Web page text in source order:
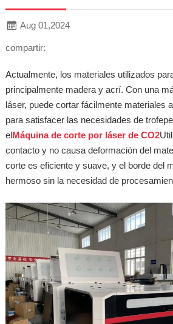
Aug 01,2024
compartir:
Actualmente, los materiales utilizados
principalmente madera y acrí. Con una
láser, puede cortar fácilmente materiales
para satisfacer las necesidades de
elMáquina de corte por láser de CO2
contacto y no causa deformación del
corte es eficiente y suave, y el borde del
hermoso sin la necesidad de